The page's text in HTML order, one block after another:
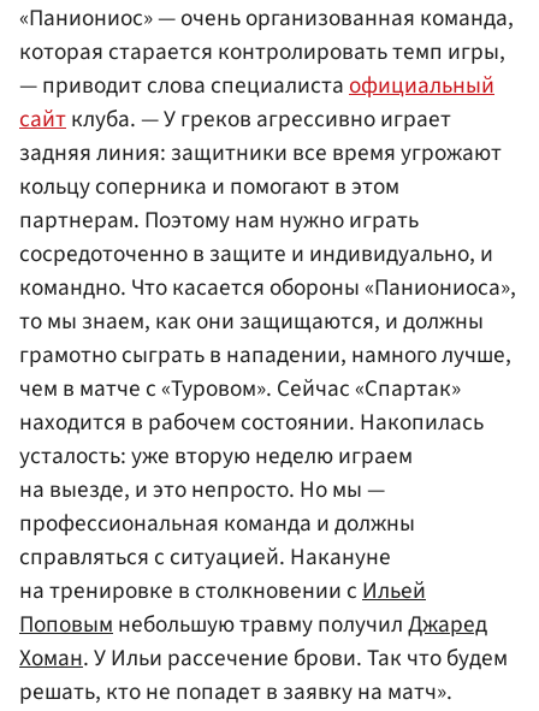
«Паниониос» — очень организованная команда,
которая старается контролировать темп игры,
— приводит слова специалистаофициальный
сайтклуба. — У греков агрессивно играет
задняя линия: защитники все время угрожают
кольцу соперника и помогают в этом
партнерам. Поэтому нам нужно играть
сосредоточенно в защите и индивидуально, и
командно. Что касается обороны «Паниониоса»,
то мы знаем, как они защищаются, и должны
грамотно сыграть в нападении, намного лучше,
чем в матче с «Туровом». Сейчас «Спартак»
находится в рабочем состоянии. Накопилась
усталость: уже вторую неделю играем
на выезде, и это непросто. Но мы —
профессиональная команда и должны
справляться с ситуацией. Накануне
на тренировке в столкновении сИльей
Поповымнебольшую травму получилДжаред
Хоман. У Ильи рассечение брови. Так что будем
решать, кто не попадет в заявку на матч».